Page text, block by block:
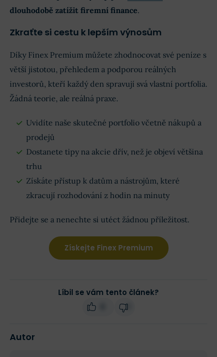
dlouhodobě zatížit firemní finance.
Zkraťte si cestu k lepším výnosům
Díky Finex Premium můžete zhodnocovat své peníze s
větší jistotou, přehledem a podporou reálných
investorů, kteří každý den spravují svá vlastní portfolia.
Žádná teorie, ale reálná praxe.
Uvidíte naše skutečné portfolio včetně nákupů a
prodejů
Dostanete tipy na akcie dřív, než je objeví většina
trhu
Získáte přístup k datům a nástrojům, které
zkracují rozhodování z hodin na minuty
Přidejte se a nenechte si utéct žádnou příležitost.
Získejte Finex Premium
Líbil se vám tento článek?
1
Autor